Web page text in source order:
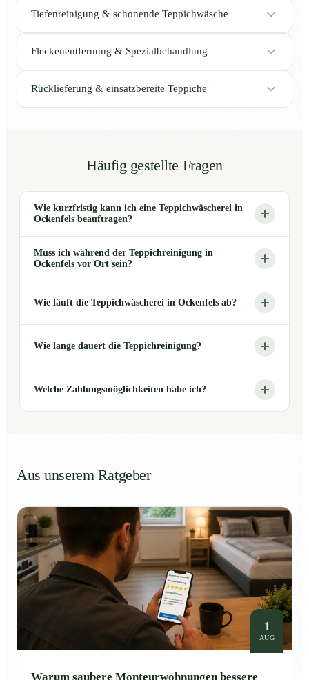
Tiefenreinigung & schonende Teppichwäsche
Fleckenentfernung & Spezialbehandlung
Rücklieferung & einsatzbereite Teppiche
Häufig gestellte Fragen
Wie kurzfristig kann ich eine Teppichwäscherei in
Ockenfels beauftragen?
Muss ich während der Teppichreinigung in
Ockenfels vor Ort sein?
Wie läuft die Teppichwäscherei in Ockenfels ab?
Wie lange dauert die Teppichreinigung?
Welche Zahlungsmöglichkeiten habe ich?
Aus unserem Ratgeber
1
AUG
Warum saubere Monteurwohnungen bessere